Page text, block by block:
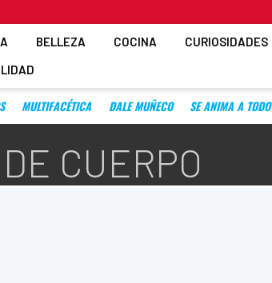
BELLEZA COCINA CURIOSIDADES
MULTIFACÉTICA DALE MUÑECO SE ANIMA A TODO
CUERPO